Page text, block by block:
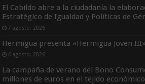
El Cabildo abre a la ciudadanía la
Estratégico de Igualdad y Políticas de
7 agosto, 2026
Hermigua presenta «Hermigua Joven III»
6 agosto, 2026
La campaña de verano del Bono
millones de euros en el tejido